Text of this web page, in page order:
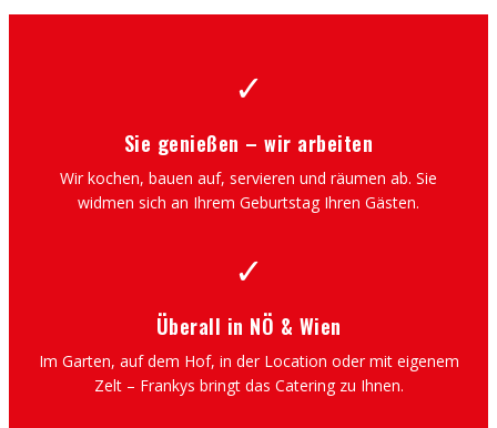
✓
Sie genießen – wir arbeiten
Wir kochen, bauen auf, servieren und räumen ab. Sie
widmen sich an Ihrem Geburtstag Ihren Gästen.
✓
Überall in NÖ & Wien
Im Garten, auf dem Hof, in der Location oder mit eigenem
Zelt – Frankys bringt das Catering zu Ihnen.